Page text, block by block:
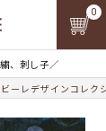
、刺し子／
0
ーレデザインコレク